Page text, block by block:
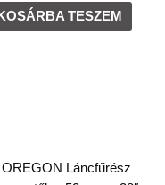
KOSÁRBA TESZEM